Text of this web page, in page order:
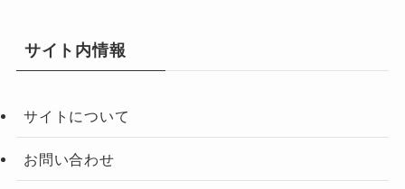
サイト内情報
サイトについて
お問い合わせ